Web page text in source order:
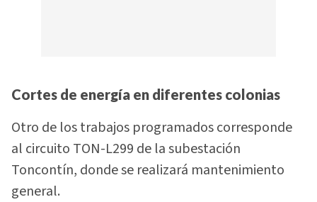
Cortes de energía en diferentes colonias
Otro de los trabajos programados corresponde
al circuito TON-L299 de la subestación
Toncontín, donde se realizará mantenimiento
general.